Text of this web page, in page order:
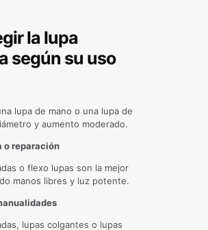
la lupa
según su uso
lupa de mano o una lupa de
y aumento moderado.
o reparación
o flexo lupas son la mejor
manos libres y luz potente.
lupas colgantes o lupas